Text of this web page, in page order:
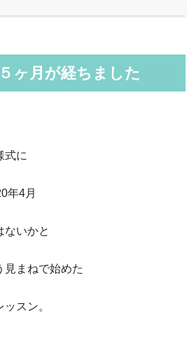
ヶ月が経ちました
式に
年4月
ないかと
見まねで始めた
スン。